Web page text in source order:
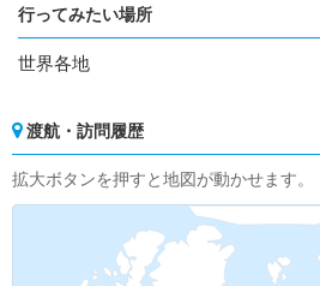
行ってみたい場所
世界各地
渡航・訪問履歴
拡大ボタンを押すと地図が動かせます。